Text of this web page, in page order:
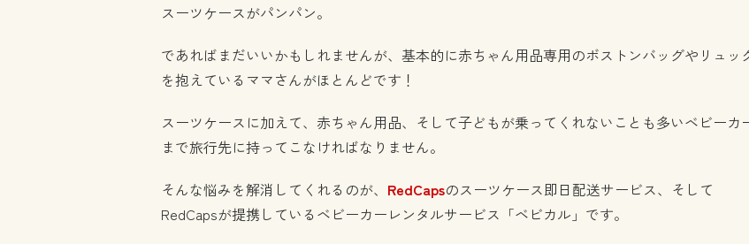
スーツケースがパンパン。
であればまだいいかもしれませんが、基本的に赤ちゃん用品専用のボストンバッグやリュッ
を抱えているママさんがほとんどです！
スーツケースに加えて、赤ちゃん用品、そして子どもが乗ってくれないことも多いベビーカ
まで旅行先に持ってこなければなりません。
そんな悩みを解消してくれるのが、 RedCapsのスーツケース即日配送サービス、そして
RedCapsが提携しているベビーカーレンタルサービス「ベビカル」です。